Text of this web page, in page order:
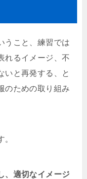
うこと、練習では
れるイメージ、不
いと再発する、と
のための取り組み
、適切なイメージ